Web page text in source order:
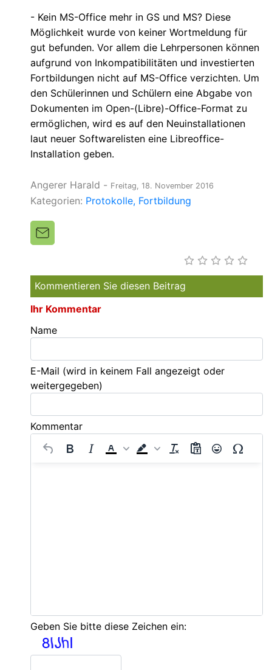
- Kein MS-Office mehr in GS und MS? Diese
Möglichkeit wurde von keiner Wortmeldung für
gut befunden. Vor allem die Lehrpersonen können
aufgrund von Inkompatibilitäten und investierten
Fortbildungen nicht auf MS-Office verzichten. Um
den Schülerinnen und Schülern eine Abgabe von
Dokumenten im Open-(Libre)-Office-Format zu
ermöglichen, wird es auf den Neuinstallationen
laut neuer Softwarelisten eine Libreoffice-
Installation geben.
Angerer Harald - Freitag, 18. November 2016
Kategorien: Protokolle Fortbildung
Kommentieren Sie diesen Beitrag
Ihr Kommentar
Name
E-Mail (wird in keinem Fall angezeigt oder
weitergegeben)
Kommentar
Geben Sie bitte diese Zeichen ein: